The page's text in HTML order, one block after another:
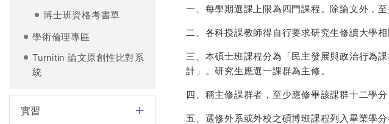
博士班資格考書單
學術倫理專區
Turnitin 論文原創性比對系
統
實習
一、每學期選課上限為四門課程。除論文外，至
二、各科授課教師得自行要求研究生修讀大學
三、本碩士班課程分為「民主發展與政治行為
計」。研究生應選一課群為主修。
四、稱主修課群者，至少應修畢該課群十二學分
五、選修外系或外校之碩博班課程列入畢業學